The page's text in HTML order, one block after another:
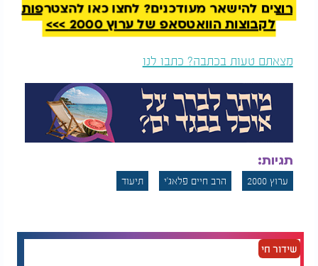
על אף המתיחות הרבה, ובשל קשריו עם השלטונות
הטורקיים לאורך השנים ועם ראשי הקהילות היהודיות,
קיבל הרב שלמה זביחי שליט"א, רב יהדות 'משהד'
איראן וראש מוסדות 'תפארת רפאל' בתל אביב, היתר
מיוחד להגיע לקברו של רבינו חיים פלאג'י באיזמיר
שבטורקיה, במלאות 158 שנים לפטירתו של הצדיק.
ואכן, הרב זביחי טס במסירות נפש להיות שליח נאמן
הקהילה היהודית, בשעת בוקר מוקדמת מטעמי ביטחון.
רוצים להישאר מעודכנים? לחצו כאן להצטרפות
לקבוצות הוואטסאפ של ערוץ 2000 >>>
מצאתם טעות בכתבה? כתבו לנו
תגיות:
ערוץ 2000 הרב חיים פלאג'י תיעוד
שידור חי